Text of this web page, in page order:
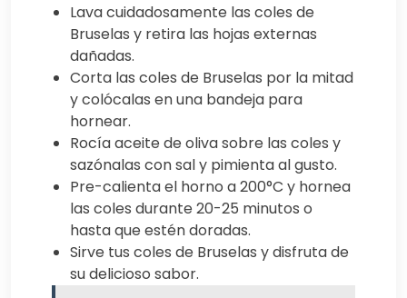
Lava cuidadosamente las coles de
Bruselas y retira las hojas externas
dañadas.
Corta las coles de Bruselas por la mitad
y colócalas en una bandeja para
hornear.
Rocía aceite de oliva sobre las coles y
sazónalas con sal y pimienta al gusto.
Pre-calienta el horno a 200°C y hornea
las coles durante 20-25 minutos o
hasta que estén doradas.
Sirve tus coles de Bruselas y disfruta de
su delicioso sabor.